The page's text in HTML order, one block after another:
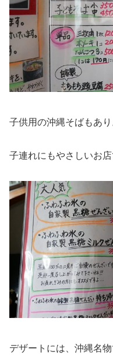
子供用の沖縄そばもあり
子連れにもやさしいお店
デザートには、沖縄名